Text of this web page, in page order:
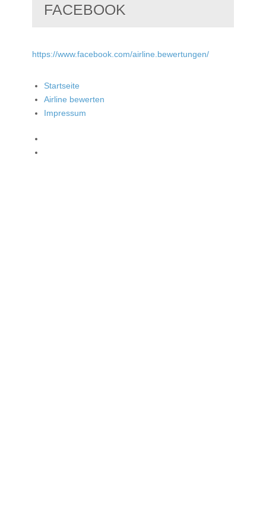
FACEBOOK
https://www.facebook.com/airline.bewertungen/
Startseite
Airline bewerten
Impressum